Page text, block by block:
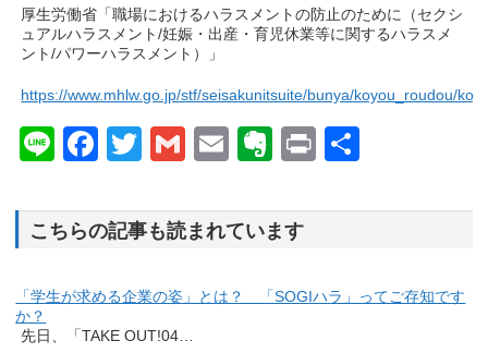
厚生労働省「職場におけるハラスメントの防止のために（セクシ
ュアルハラスメント/妊娠・出産・育児休業等に関するハラスメ
ント/パワーハラスメント）」
https://www.mhlw.go.jp/stf/seisakunitsuite/bunya/koyou_roudou/
LineFacebook
Twitter
GmailEmailEvernote
Print
こちらの記事も読まれています
「学生が求める企業の姿」とは？ 「SOGIハラ」ってご存知です
か？
先日、「TAKE OUT!04…